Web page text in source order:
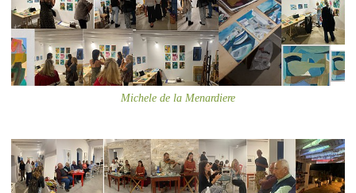
Michele de la Menardiere